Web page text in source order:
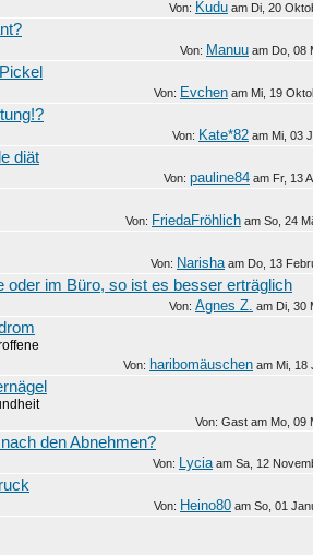
Von: Kudu am Di, 20
Von: Manuu am Do, 08
Von: Evchen am Mi, 19
Von: Kate*82 am Mi, 03
diät
Von: pauline84 am Fr, 13
Von: FriedaFröhlich am So, 24
Von: Narisha am Do, 13
oder im Büro, so ist es besser erträglich
Von: Agnes Z. am Di, 30
Von: haribomäuschen am Mi, 18
Von: Gast am Mo, 09
den Abnehmen?
Von: Lycia am Sa, 12
Von: Heino80 am So, 01